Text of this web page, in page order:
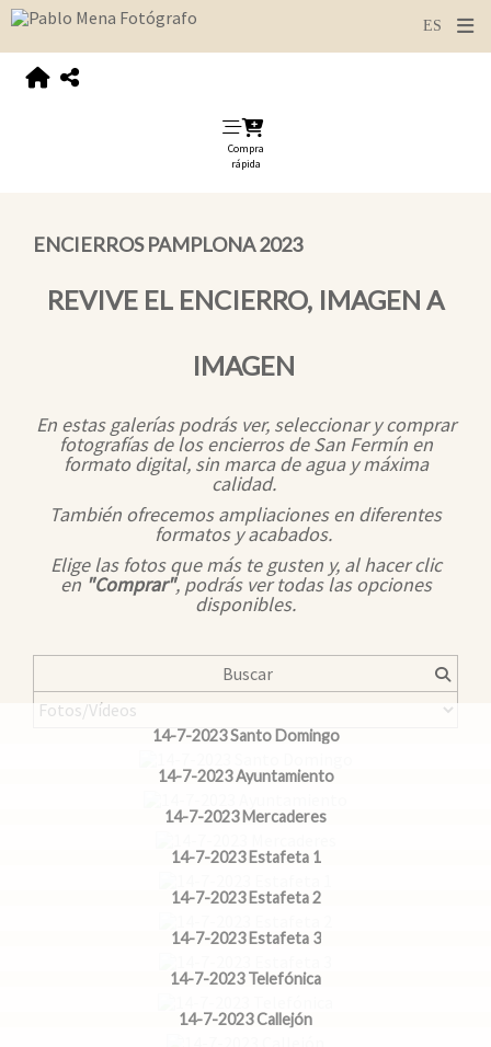
Compra
rápida
ENCIERROS PAMPLONA 2023
REVIVE EL ENCIERRO, IMAGEN A
IMAGEN
En estas galerías podrás ver, seleccionar y comprar
fotografías de los encierros de San Fermín en
formato digital, sin marca de agua y máxima
calidad.
También ofrecemos ampliaciones en diferentes
formatos y acabados.
Elige las fotos que más te gusten y, al hacer clic
en "Comprar", podrás ver todas las opciones
disponibles.
14-7-2023 Santo Domingo
14-7-2023 Ayuntamiento
14-7-2023 Mercaderes
14-7-2023 Estafeta 1
14-7-2023 Estafeta 2
14-7-2023 Estafeta 3
14-7-2023 Telefónica
14-7-2023 Callejón